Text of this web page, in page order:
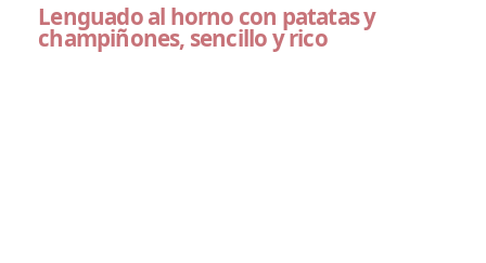
Lenguado al horno con patatas y
champiñones, sencillo y rico